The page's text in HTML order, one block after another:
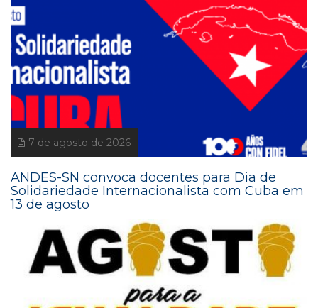
7 de agosto de 2026
ANDES-SN convoca docentes para Dia de
Solidariedade Internacionalista com Cuba em
13 de agosto